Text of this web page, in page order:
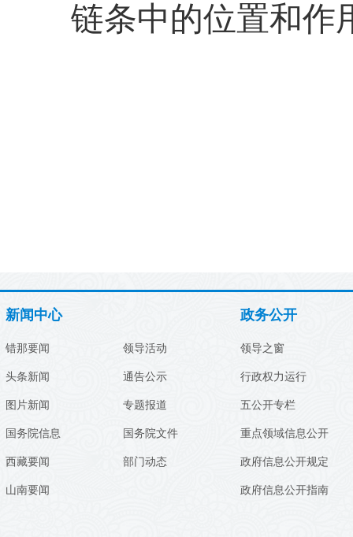
链条中的位置和作
新闻中心
错那要闻
头条新闻
图片新闻
国务院信息
西藏要闻
山南要闻
领导活动
通告公示
专题报道
国务院文件
部门动态
政务公开
领导之窗
行政权力运行
五公开专栏
重点领域信息公开
政府信息公开规定
政府信息公开指南